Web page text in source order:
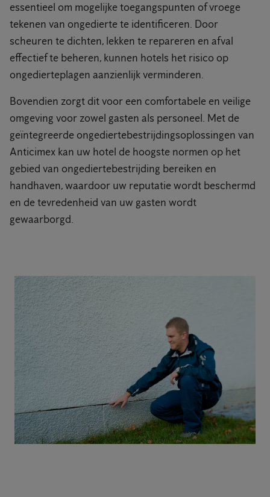
essentieel om mogelijke toegangspunten of vroege
tekenen van ongedierte te identificeren. Door
scheuren te dichten, lekken te repareren en afval
effectief te beheren, kunnen hotels het risico op
ongedierteplagen aanzienlijk verminderen.
Bovendien zorgt dit voor een comfortabele en veilige
omgeving voor zowel gasten als personeel. Met de
geïntegreerde ongediertebestrijdingsoplossingen van
Anticimex kan uw hotel de hoogste normen op het
gebied van ongediertebestrijding bereiken en
handhaven, waardoor uw reputatie wordt beschermd
en de tevredenheid van uw gasten wordt
gewaarborgd.